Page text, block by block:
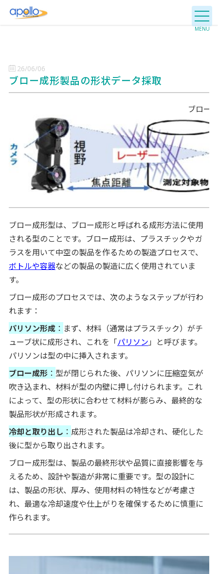
26/06/06
ブロー成形製品の形状データ採取
ブロー
ブロー成形型は、ブロー成形と呼ばれる成形方法に使用
される型のことです。ブロー成形は、プラスチックやガ
ラスを用いて中空の製品を作るための製造プロセスで、
ボトルや容器などの製品の製造に広く使用されていま
す。
ブロー成形のプロセスでは、次のようなステップが行わ
れます：
パリソン形成： まず、材料（通常はプラスチック）がチ
ューブ状に成形され、これを「パリソン 」と呼びます。
パリソンは型の中に挿入されます。
ブロー成形： 型が閉じられた後、パリソンに圧縮空気が
吹き込まれ、材料が型の内壁に押し付けられます。これ
によって、型の形状に合わせて材料が膨らみ、最終的な
製品形状が形成されます。
冷却と取り出し ： 成形された製品は冷却され、硬化した
後に型から取り出されます。
ブロー成形型は、製品の最終形状や品質に直接影響を与
えるため、設計や製造が非常に重要です。型の設計に
は、製品の形状、厚み、使用材料の特性などが考慮さ
れ、最適な冷却速度や仕上がりを確保するために慎重に
作られます。